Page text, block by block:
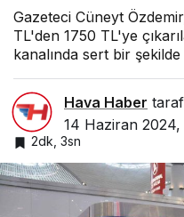
Gazeteci Cüneyt
TL'den 1750 TL'ye
kanalında sert bir şekilde
Hava Haber
14 Haziran 2024,
2dk, 3sn